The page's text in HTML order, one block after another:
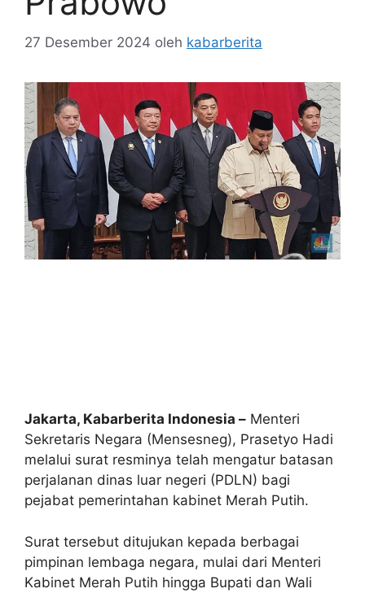
27 Desember 2024 oleh kabarberita
Jakarta, Kabarberita Indonesia – Menteri
Sekretaris Negara (Mensesneg), Prasetyo Hadi
melalui surat resminya telah mengatur batasan
perjalanan dinas luar negeri (PDLN) bagi
pejabat pemerintahan kabinet Merah Putih.
Surat tersebut ditujukan kepada berbagai
pimpinan lembaga negara, mulai dari Menteri
Kabinet Merah Putih hingga Bupati dan Wali